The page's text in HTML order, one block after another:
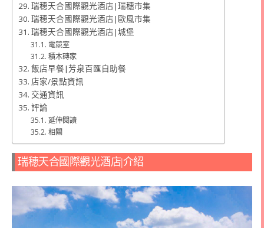
瑞穂天合國際觀光酒店|瑞穗市集
瑞穂天合國際觀光酒店|歐風市集
瑞穂天合國際觀光酒店|城堡
電競室
積木磚家
飯店早餐|芳泉百匯自助餐
店家/景點資訊
交通資訊
評論
延伸閱讀
相關
瑞穂天合國際觀光酒店|介紹